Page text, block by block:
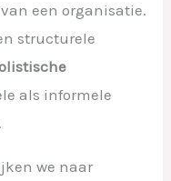
een organisatie.
structurele
als informele
we naar